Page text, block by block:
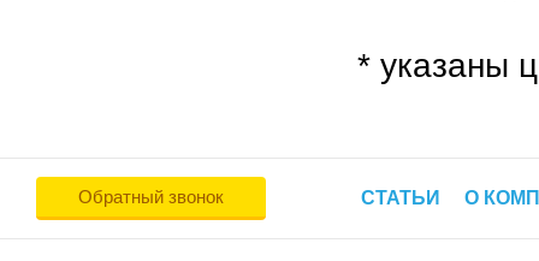
* указаны
Обратный звонок СТАТЬИ О